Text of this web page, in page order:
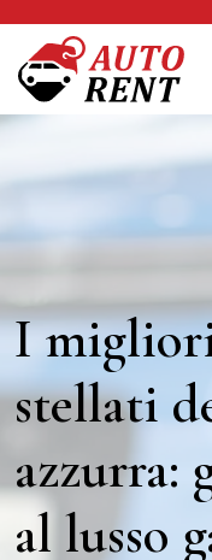
I
stellati
azzurra:
al lusso